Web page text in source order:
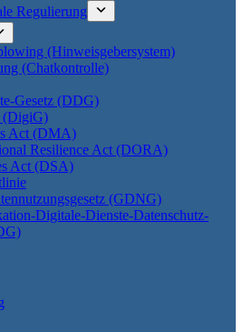
Regulierung
(Hinweisgebersystem)
(Chatkontrolle)
Gesetz (DDG)
(DigiG)
Act (DMA)
Resilience Act (DORA)
Act (DSA)
(GDNG)
Digitale-Dienste-Datenschutz-